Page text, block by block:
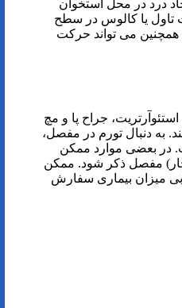
درد در محل استخوان
یا کالوس در سطح
می تواند حرکت
جراح پا و مچ
به دنبال تورم در مفصل،
در بعضی موارد ممکن
مفصل ذکر شود. ممکن
میزان بیماری سفارش